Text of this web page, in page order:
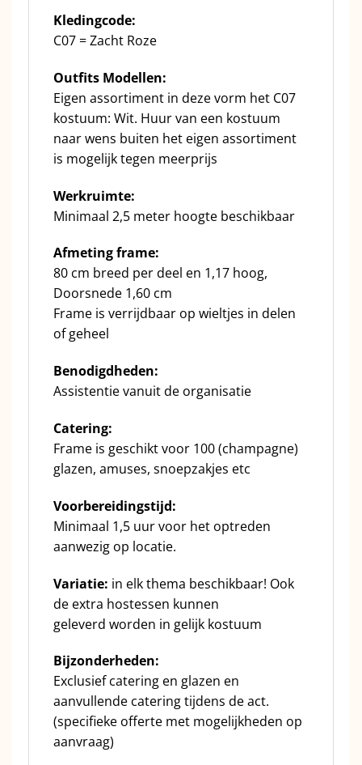
Kledingcode:
C07 = Zacht Roze
Outfits Modellen:
Eigen assortiment in deze vorm het C07
kostuum: Wit. Huur van een kostuum
naar wens buiten het eigen assortiment
is mogelijk tegen meerprijs
Werkruimte:
Minimaal 2,5 meter hoogte beschikbaar
Afmeting frame:
80 cm breed per deel en 1,17 hoog,
Doorsnede 1,60 cm
Frame is verrijdbaar op wieltjes in delen
of geheel
Benodigdheden:
Assistentie vanuit de organisatie
Catering:
Frame is geschikt voor 100 (champagne)
glazen, amuses, snoepzakjes etc
Voorbereidingstijd:
Minimaal 1,5 uur voor het optreden
aanwezig op locatie.
Variatie: in elk thema beschikbaar! Ook
de extra hostessen kunnen
geleverd worden in gelijk kostuum
Bijzonderheden:
Exclusief catering en glazen en
aanvullende catering tijdens de act.
(specifieke offerte met mogelijkheden op
aanvraag)